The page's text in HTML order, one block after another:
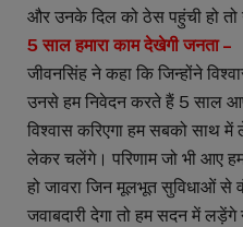
और उनके दिल को ठेस पहुंची हो तो
5 साल हमारा काम देखेगी जनता –
जीवनसिंह ने कहा कि जिन्होंने
उनसे हम निवेदन करते हैं 5 साल
विश्वास करिएगा हम सबको
लेकर चलेंगे। परिणाम जो भी आए
हो जावरा जिन मूलभूत सुविधाओं से
जवाबदारी देगा तो हम सदन में